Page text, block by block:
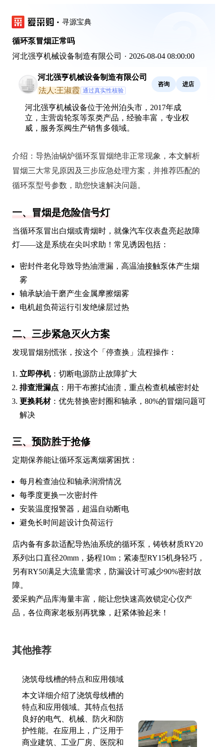
寻源宝典
循环泵冒烟正常吗
河北强亨机械设备制造有限公司 · 2026-08-04 08:00:00
河北强亨机械设备制造有限公司
法人:王淑霞 通过真实性核验
咨询 进店
河北强亨机械设备位于沧州泊头市，2017年成
立，主营齿轮泵等泵类产品，经验丰富，专业权
威，服务泵阀生产销售多领域。
介绍： 导热油锅炉循环泵冒烟绝非正常现象，本文解析
冒烟三大常见原因及三步应急处理方案，并推荐匹配的
循环泵型号参数，助您快速解决问题。
一、冒烟是危险信号灯
当循环泵冒出白烟或青烟时，就像汽车仪表盘亮起故障
灯——这是系统在尖叫求助！常见诱因包括：
密封件老化导致导热油泄漏，高温油接触泵体产生烟
雾
轴承缺油干磨产生金属摩擦烟雾
电机超负荷运行引发绝缘层过热
二、三步紧急灭火方案
发现冒烟别慌张，按这个「停查换」流程操作：
立即停机：切断电源防止故障扩大
排查泄漏点 ：用干布擦拭油渍，重点检查机械密封处
更换耗材：优先替换密封圈和轴承，80%的冒烟问题可
解决
三、预防胜于抢修
定期保养能让循环泵远离烟雾困扰：
每月检查油位和轴承润滑情况
每季度更换一次密封件
安装温度报警器，超温自动断电
避免长时间超设计负荷运行
店内备有多款适配导热油系统的循环泵，铸铁材质RY20
系列出口直径20mm，扬程10m；紧凑型RY15机身轻巧，
另有RY50满足大流量需求，防漏设计可减少90%密封故
障。
爱采购产品库海量丰富，能让您快速高效锁定心仪产
品，各位商家老板别再犹豫，赶紧体验起来！
其他推荐
浇筑母线槽的特点和应用领域
本文详细介绍了浇筑母线槽的
特点和应用领域。其特点包括
良好的电气、机械、防火和防
护性能。在应用上，广泛用于
商业建筑、工业厂房、医院和